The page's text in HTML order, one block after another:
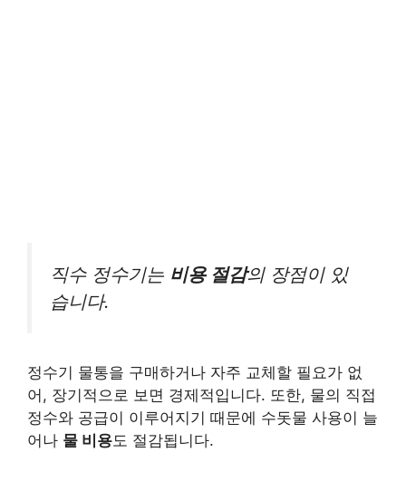
직수 정수기는 비용 절감의 장점이 있
습니다.
정수기 물통을 구매하거나 자주 교체할 필요가 없
어, 장기적으로 보면 경제적입니다. 또한, 물의 직접
정수와 공급이 이루어지기 때문에 수돗물 사용이 늘
어나 물 비용도 절감됩니다.